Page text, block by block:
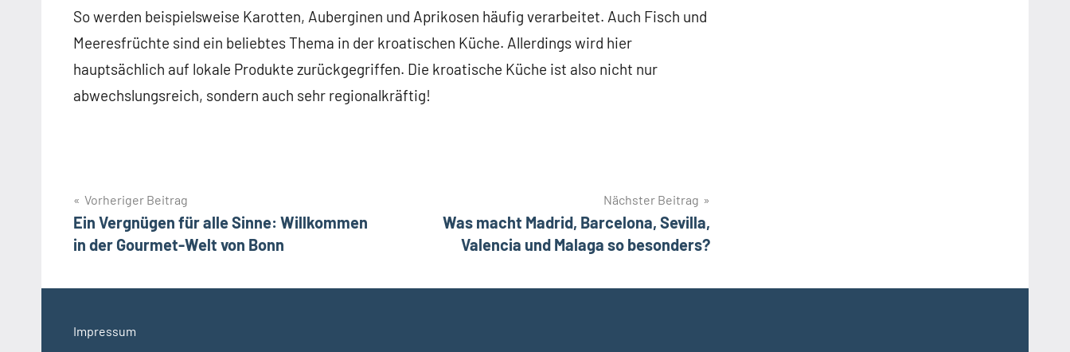
So werden beispielsweise Karotten, Auberginen und Aprikosen häufig verarbeitet. Auch Fisch und
Meeresfrüchte sind ein beliebtes Thema in der kroatischen Küche. Allerdings wird hier
hauptsächlich auf lokale Produkte zurückgegriffen. Die kroatische Küche ist also nicht nur
abwechslungsreich, sondern auch sehr regionalkräftig!
Beitragsnavigation
Vorheriger Beitrag
Ein Vergnügen für alle Sinne: Willkommen
in der Gourmet-Welt von Bonn
Nächster Beitrag
Was macht Madrid, Barcelona, Sevilla,
Valencia und Malaga so besonders?
Impressum